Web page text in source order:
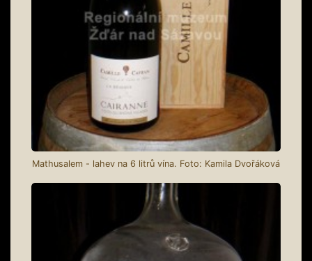
Mathusalem - lahev na 6 litrů vína. Foto: Kamila Dvořáková